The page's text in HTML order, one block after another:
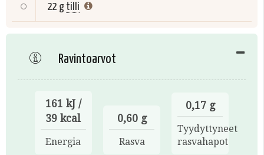
22 g tilli
Ravintoarvot
161 kJ /
39 kcal
Energia
0,60 g
Rasva
0,17 g
Tyydyttyneet
rasvahapot